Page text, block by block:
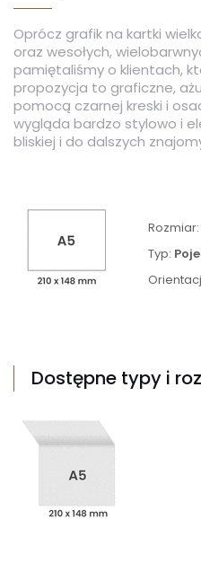
Rozmiar:
Typ:
Oprócz grafik na kartki
oraz wesołych,
pamiętaliśmy o klientach,
propozycja to graficzne,
pomocą czarnej kreski i
wygląda bardzo stylowo i
bliskiej i do dalszych
Dostępne typy i